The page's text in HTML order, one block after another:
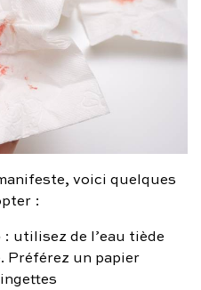
voici quelques
:
: utilisez de l’eau tiède
Préférez un papier